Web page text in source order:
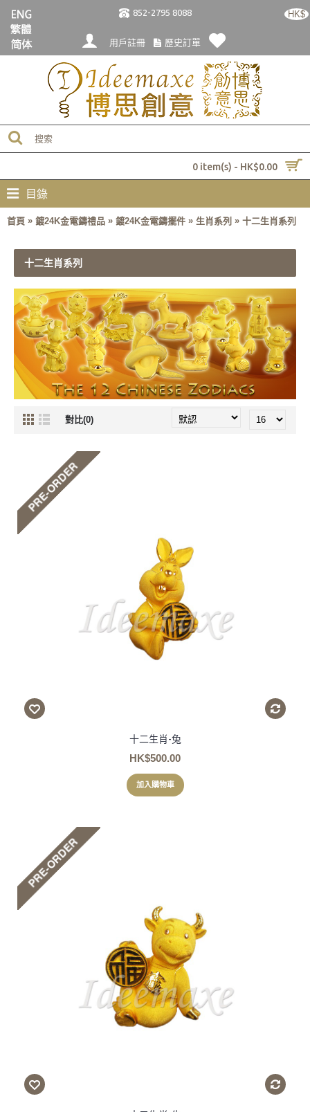
852-2795 8088 HK$
用戶註冊 歷史訂單
0 item(s) - HK$0.00
目錄
首頁 » 鍍24K金電鑄禮品 » 鍍24K金電鑄擺件 » 生肖系列 » 十二生肖系列
十二生肖系列
對比(0)
十二生肖-兔
HK$500.00
加入購物車